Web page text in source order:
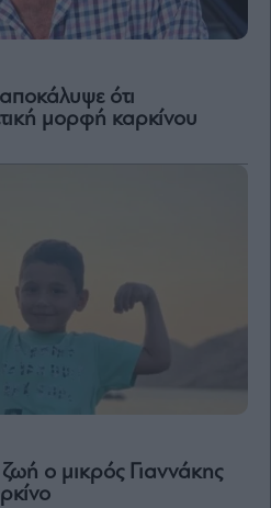
ότι
μορφή καρκίνου
ο μικρός Γιαννάκης